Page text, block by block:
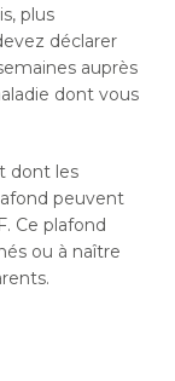
plus
déclarer
auprès
dont vous
dont les
peuvent
Ce plafond
ou à naître